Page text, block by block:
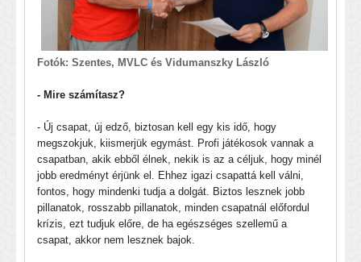
Fotók: Szentes, MVLC és Vidumanszky László
- Mire számítasz?
- Új csapat, új edző, biztosan kell egy kis idő, hogy
megszokjuk, kiismerjük egymást. Profi játékosok vannak a
csapatban, akik ebből élnek, nekik is az a céljuk, hogy minél
jobb eredményt érjünk el. Ehhez igazi csapattá kell válni,
fontos, hogy mindenki tudja a dolgát. Biztos lesznek jobb
pillanatok, rosszabb pillanatok, minden csapatnál előfordul
krízis, ezt tudjuk előre, de ha egészséges szellemű a
csapat, akkor nem lesznek bajok.